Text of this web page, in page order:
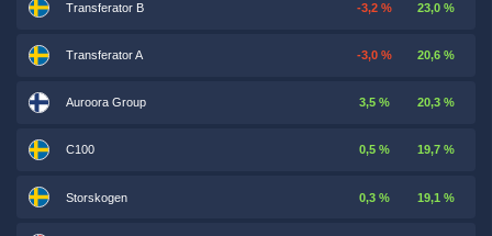
Transferator B -3,2 % 23,0 %
Transferator A -3,0 % 20,6 %
Auroora Group 3,5 % 20,3 %
C100 0,5 % 19,7 %
Storskogen 0,3 % 19,1 %